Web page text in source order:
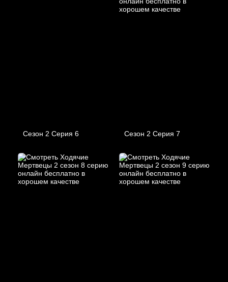
Сезон 2 Серия 6 Сезон 2 Серия 7